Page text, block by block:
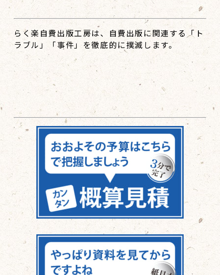
らく楽自費出版工房は、自費出版に関連する「ト
ラブル」「事件」を徹底的に撲滅します。